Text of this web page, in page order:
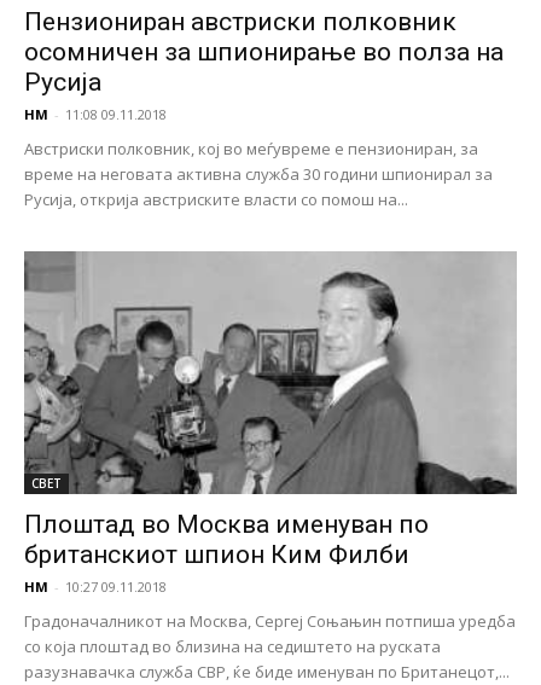
Пензиониран австриски полковник
осомничен за шпионирање во полза на
Русија
НМ - 11:08 09.11.2018
Австриски полковник, кој во меѓувреме е пензиониран, за
време на неговата активна служба 30 години шпионирал за
Русија, открија австриските власти со помош на...
СВЕТ
Плоштад во Москва именуван по
британскиот шпион Ким Филби
НМ - 10:27 09.11.2018
Градоначалникот на Москва, Сергеј Соњањин потпиша уредба
со која плоштад во близина на седиштето на руската
разузнавачка служба СВР, ќе биде именуван по Британецот,...